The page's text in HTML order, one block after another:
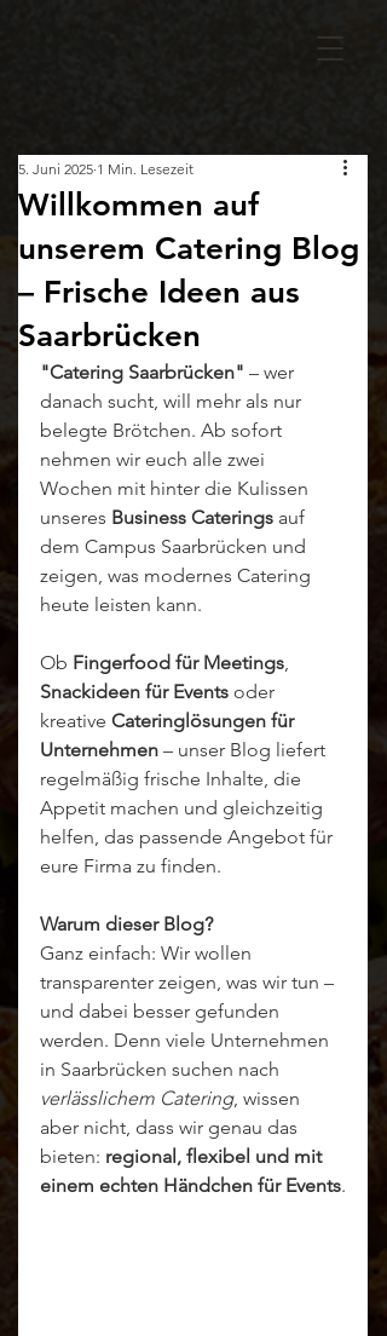
Willkommen auf
unserem Catering Blog
– Frische Ideen aus
Saarbrücken
5. Juni 2025 1 Min. Lesezeit
"Catering Saarbrücken" – wer
danach sucht, will mehr als nur
belegte Brötchen. Ab sofort
nehmen wir euch alle zwei
Wochen mit hinter die Kulissen
unseres Business Caterings auf
dem Campus Saarbrücken und
zeigen, was modernes Catering
heute leisten kann.
Ob Fingerfood für Meetings,
Snackideen für Events oder
kreative Cateringlösungen für
Unternehmen – unser Blog liefert
regelmäßig frische Inhalte, die
Appetit machen und gleichzeitig
helfen, das passende Angebot für
eure Firma zu finden.
Warum dieser Blog?
Ganz einfach: Wir wollen
transparenter zeigen, was wir tun –
und dabei besser gefunden
werden. Denn viele Unternehmen
in Saarbrücken suchen nach
verlässlichem Catering, wissen
aber nicht, dass wir genau das
bieten: regional, flexibel und mit
einem echten Händchen für Events.